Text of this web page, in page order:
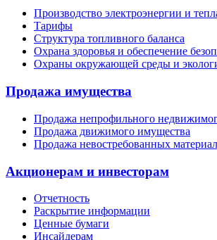
Производство электроэнергии и
Тарифы
Структура топливного баланса
Охрана здоровья и обеспечение
Охраны окружающей среды и
Продажа имущества
Продажа непрофильного
Продажа движимого имущества
Продажа невостребованных
Акционерам и инвесторам
Отчетность
Раскрытие информации
Ценные бумаги
Инсайдерам